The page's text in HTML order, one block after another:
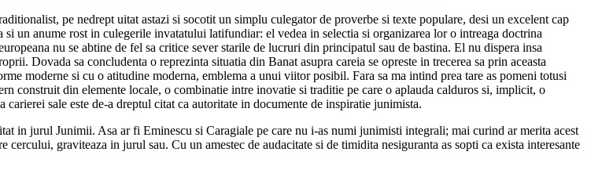
pe nedrept uitat astazi si socotit un simplu culegator de proverbe si texte populare, desi un excelent cap
un anume rost in culegerile invatatului latifundiar: el vedea in selectia si organizarea lor o intreaga doctrina
nu se abtine de fel sa critice sever starile de lucruri din principatul sau de bastina. El nu dispera insa
Dovada sa concludenta o reprezinta situatia din Banat asupra careia se opreste in trecerea sa prin aceasta
moderne si cu o atitudine moderna, emblema a unui viitor posibil. Fara sa ma intind prea tare as pomeni totusi
construit din elemente locale, o combinatie intre inovatie si traditie pe care o aplauda calduros si, implicit, o
sale este de-a dreptul citat ca autoritate in documente de inspiratie junimista.
in jurul Junimii. Asa ar fi Eminescu si Caragiale pe care nu i-as numi junimisti integrali; mai curind ar merita acest
graviteaza in jurul sau. Cu un amestec de audacitate si de timidita nesiguranta as sopti ca exista interesante